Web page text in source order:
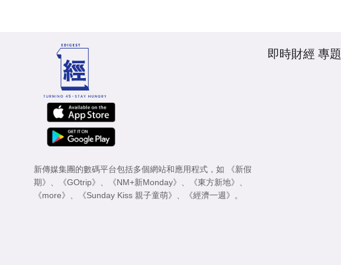
新傳媒集團的數碼平台包括多個網站和應用程式，如
《新假
期》 、 《GOtrip》 、 《NM+新Monday》 、 《東方新地》 、
《more》 、 《Sunday Kiss 親子童萌》 、 《經濟一週》 。
即時財經 專題